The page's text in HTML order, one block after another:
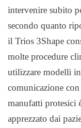
intervenire subito
secondo quanto
il Trios 3Shape
molte procedure
utilizzare modelli
comunicazione
manufatti protesici
apprezzato dai